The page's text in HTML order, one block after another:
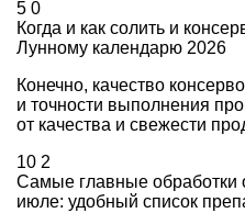
5 0
Когда и как солить и
Лунному календарю 2026
Конечно, качество
и точности выполнения
от качества и свежести
10 2
Самые главные обработки
июле: удобный список